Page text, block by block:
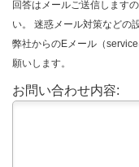
回答はメールご送信します
い。 迷惑メール対策などの
弊社からのEメール（
願いします。
お問い合わせ内容: